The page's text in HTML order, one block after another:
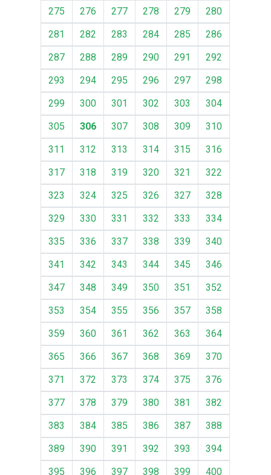
275
276 277 278 279
280
281
282 283 284 285
286
287
288 289 290 291
292
293
294 295 296 297
298
299
300 301 302 303
304
305
306 307 308 309
310
311
312 313 314 315
316
317
318 319 320 321
322
323
324 325 326 327
328
329
330 331 332 333
334
335
336 337 338 339
340
341
342 343 344 345
346
347
348 349 350 351
352
353
354 355 356 357
358
359
360 361 362 363
364
365
366 367 368 369
370
371
372 373 374 375
376
377
378 379 380 381
382
383
384 385 386 387
388
389
390 391 392 393
394
395
396 397 398 399 400